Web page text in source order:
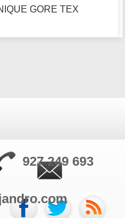
GORE TEX
927 249 693